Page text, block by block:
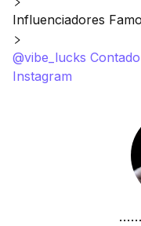
Influenciadores
@vibe_lucks
Instagram